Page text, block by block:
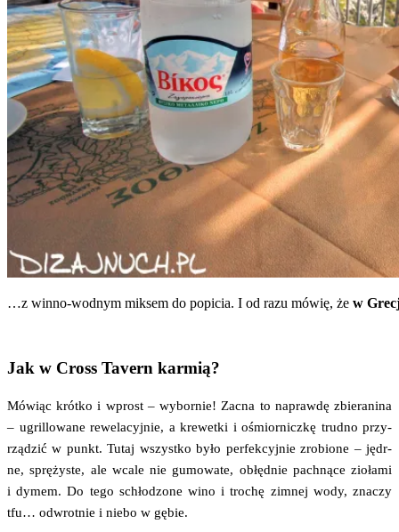
…z win­no-wod­nym mik­sem do popi­cia. I od razu mówię, że w
Jak w Cross Tavern karmią?
Mówiąc krót­ko i wprost – wybor­nie! Zacna to napraw­dę zbie­ra­ni­na
– ugril­lo­wa­ne rewe­la­cyj­nie, a kre­wet­ki i ośmior­nicz­kę trud­no przy­
rzą­dzić w punkt. Tutaj wszyst­ko było per­fek­cyj­nie zro­bio­ne – jędr­
ne, sprę­ży­ste, ale wca­le nie gumo­wa­te, obłęd­nie pach­ną­ce zio­ła­mi
i dymem. Do tego schło­dzo­ne wino i tro­chę zim­nej wody, zna­czy
tfu… odwrot­nie i nie­bo w gębie.